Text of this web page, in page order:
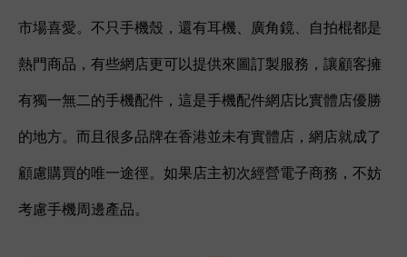
市場喜愛。不只手機殼，還有耳機、廣角鏡、自拍棍都是
熱門商品，有些網店更可以提供來圖訂製服務，讓顧客擁
有獨一無二的手機配件，這是手機配件網店比實體店優勝
的地方。而且很多品牌在香港並未有實體店，網店就成了
顧慮購買的唯一途徑。如果店主初次經營電子商務，不妨
考慮手機周邊產品。